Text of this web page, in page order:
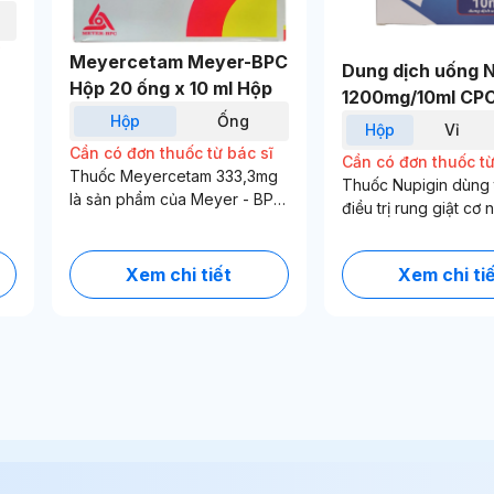
Xem giỏ hàng
Meyercetam Meyer-BPC
Hộp 20 ống x 10 ml Hộp
hộp
ống
Cần có đơn thuốc từ bác sĩ
Thuốc Meyercetam 333,3mg
là sản phẩm của Meyer - BPC
rung cơ có nguồn gốc vỏ não,
không phân biệt nguyên nhân
Xem chi tiết
Dung dịch uống
1200mg/10ml
điều trị rung giật
nguồn gốc vỏ
máu não (2 vỉ x 5
Hộp
hộp vỉ
Cần có đơn thuốc
Thuốc Nupigin dùng
điều trị rung giật cơ
suy giảm nhận thức
già, chứng nói khó ở
và chóng mặt.
Xem chi